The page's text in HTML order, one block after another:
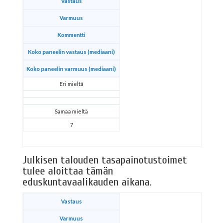
Varmuus
Kommentti
Koko paneelin vastaus (mediaani)
Koko paneelin varmuus (mediaani)
Eri mieltä
Samaa mieltä
7
Julkisen talouden tasapainotustoimet
tulee aloittaa tämän
eduskuntavaalikauden aikana.
Vastaus
Varmuus